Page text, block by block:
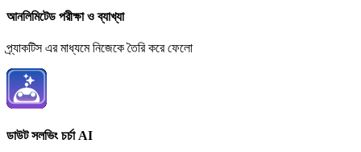
আনলিমিটেড পরীক্ষা ও ব্যাখ্যা
প্র্যাকটিস এর মাধ্যমে নিজেকে তৈরি করে ফেলো
ডাউট সলভিং চর্চা AI